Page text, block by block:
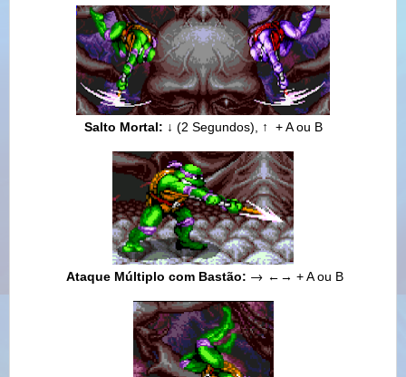
Salto Mortal: ↓ (2 Segundos), ↑ + A ou B
Ataque Múltiplo com Bastão: → ← → + A ou B